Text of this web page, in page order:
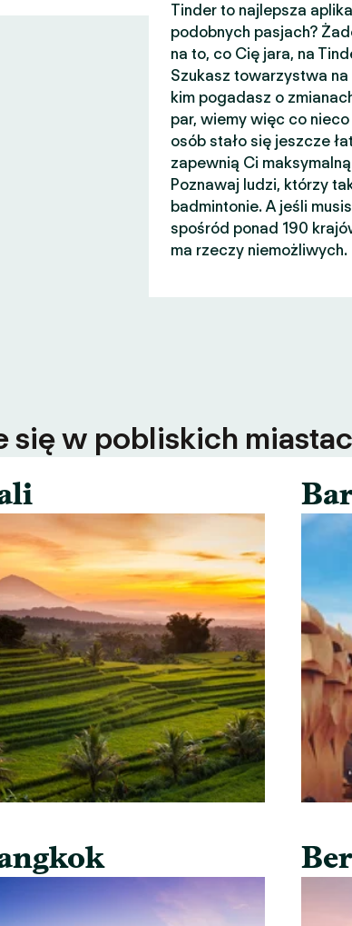
Tinder to najlepsza
podobnych pasjach?
na to, co Cię jara, na
Szukasz towarzystwa
kim pogadasz o
par, wiemy więc co
osób stało się jeszcze
zapewnią Ci
Poznawaj ludzi, którzy
badmintonie. A jeśli
spośród ponad 190
ma rzeczy niemożliwych.
w pobliskich